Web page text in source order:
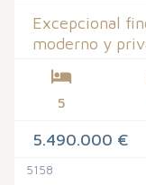
Excepcional
moderno y
5
5.490.000 €
5158